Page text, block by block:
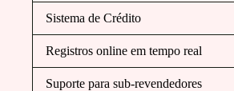
Sistema de Crédito
Registros online em tempo real
Suporte para sub-revendedores